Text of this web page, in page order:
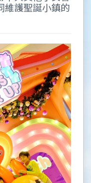
維護聖誕小鎮的